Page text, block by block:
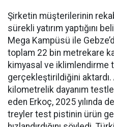
Şirketin müşterilerinin
sü­rekli yatırım yaptığını
Mega Kampü­sü ile
toplam 22 bin metreka­re
kimyasal ve iklimlendirme
gerçekleştirildiğini ak­tardı.
kilometrelik dayanım
eden Er­koç, 2025 yılında
treyler test pisti­nin ürün